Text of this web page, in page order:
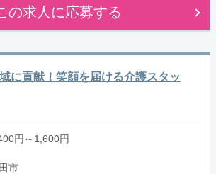
の求人に応募する
に貢献！笑顔を届ける介護スタッ
円～1,600円
市